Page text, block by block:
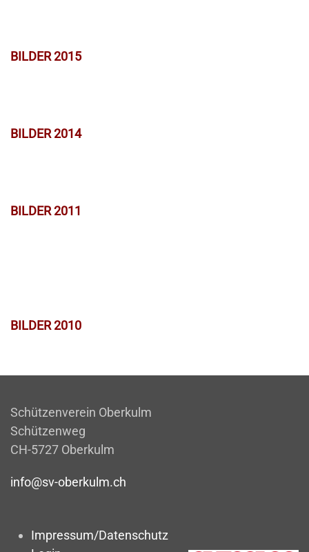
BILDER 2015
BILDER 2014
BILDER 2011
BILDER 2010
Schützenverein Oberkulm
Schützenweg
CH-5727 Oberkulm
info@sv-oberkulm.ch
Impressum/Datenschutz